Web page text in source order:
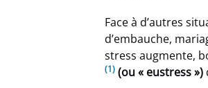
Face à d’autres
d’embauche,
stress augmente,
(1) (ou « eustress »)